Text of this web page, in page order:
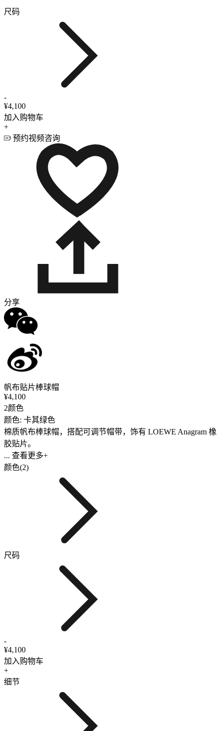
尺码
-
¥4,100
加入购物车
+
预约视频咨询
分享
帆布贴片棒球帽
¥4,100
2颜色
颜色: 卡其绿色
棉质帆布棒球帽，搭配可调节帽带，饰有 LOEWE Anagram 橡
胶贴片。
... 查看更多+
颜色(2)
尺码
-
¥4,100
加入购物车
+
细节